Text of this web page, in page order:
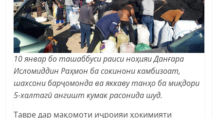
10 январ бо ташаббуси раиси ноҳияи Данғара
Исломиддин Раҳмон ба сокинони камбизоат,
шахсони барҷомонда ва яккаву танҳо ба миқдори
5-халтагӣ ангишт кумак расонида шуд.
Тавре дар мақомоти иҷроияи ҳокимияти